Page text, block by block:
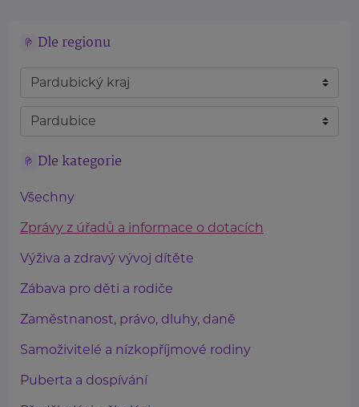
Dle regionu
Dle kategorie
Všechny
Zprávy z úřadů a informace o dotacích
Výživa a zdravý vývoj dítěte
Zábava pro děti a rodiče
Zaměstnanost, právo, dluhy, daně
Samoživitelé a nízkopříjmové rodiny
Puberta a dospívání